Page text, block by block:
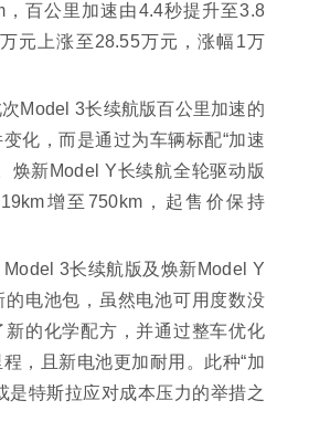
，百公里加速由4.4秒提升至3.8
元上涨至28.55万元，涨幅1万
Model 3长续航版百公里加速的
化，而是通过为车辆标配“加速
焕新Model Y长续航全轮驱动版
增至750km，起售价保持
3长续航版及焕新Model Y
的电池包，虽然电池可用度数没
新的化学配方，并通过整车优化
，且新电池更加耐用。此种“加
是特斯拉应对成本压力的举措之